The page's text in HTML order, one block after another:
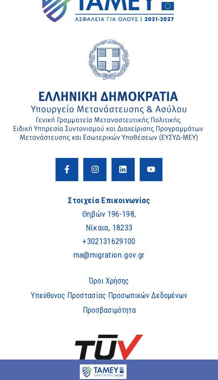
Στοιχεία Επικοινωνίας
Θηβών 196-198,
Νίκαια, 18233
+302131629100
ma@migration.gov.gr
Όροι Χρήσης
Υπεύθυνος Προστασίας Προσωπικών Δεδομένων
Προσβασιμότητα